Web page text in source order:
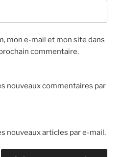
mon e-mail et mon site dans
commentaire.
nouveaux commentaires par
nouveaux articles par e-mail.